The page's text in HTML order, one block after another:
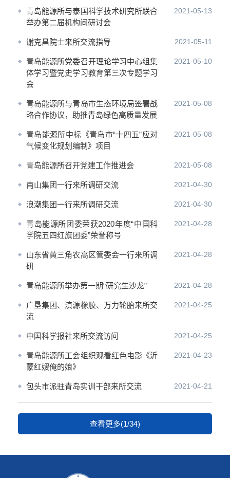
青岛能源所与泰国科学技术研究所联合
举办第二届机构间研讨会
2021-05-13
谢克昌院士来所交流指导 2021-05-11
青岛能源所党委召开理论学习中心组集
体学习暨党史学习教育第三次专题学习
会
2021-05-10
青岛能源所与青岛市生态环境局签署战
略合作协议，助推青岛绿色高质量发展
2021-05-08
青岛能源所中标《青岛市“十四五”应对
气候变化规划编制》项目
2021-05-08
青岛能源所召开党建工作推进会 2021-05-08
南山集团一行来所调研交流 2021-04-30
浪潮集团一行来所调研交流 2021-04-30
青岛能源所团委荣获2020年度“中国科
学院五四红旗团委”荣誉称号
2021-04-28
山东省黄三角农高区管委会一行来所调
研
2021-04-28
青岛能源所举办第一期“研究生沙龙” 2021-04-28
广垦集团、滇源橡胶、万力轮胎来所交
流
2021-04-25
中国科学报社来所交流访问 2021-04-25
青岛能源所工会组织观看红色电影《沂
蒙红嫂俺的娘》
2021-04-23
包头市派驻青岛实训干部来所交流 2021-04-21
查看更多(1/34)